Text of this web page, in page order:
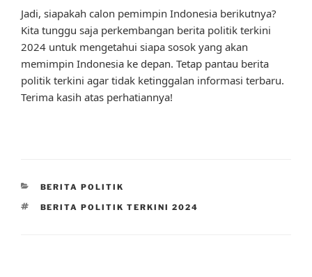
Jadi, siapakah calon pemimpin Indonesia berikutnya?
Kita tunggu saja perkembangan berita politik terkini
2024 untuk mengetahui siapa sosok yang akan
memimpin Indonesia ke depan. Tetap pantau berita
politik terkini agar tidak ketinggalan informasi terbaru.
Terima kasih atas perhatiannya!
CATEGORIES
BERITA POLITIK
TAGS
BERITA POLITIK TERKINI 2024